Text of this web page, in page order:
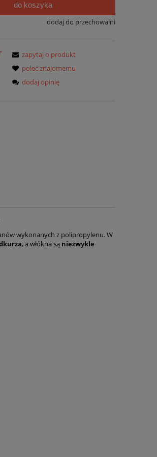
do koszyka
dodaj do przechowalni
zapytaj o produkt
poleć znajomemu
dodaj opinię
wykonanych z polipropylenu. W
, a włókna są niezwykle